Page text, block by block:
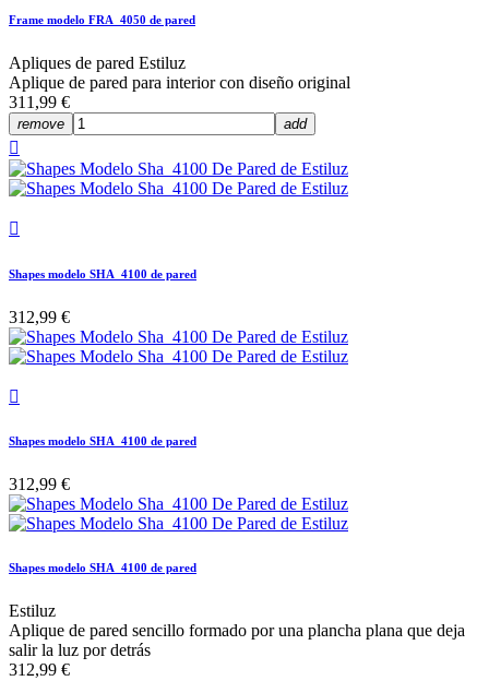
Frame modelo FRA_4050 de pared
Apliques de pared Estiluz
Aplique de pared para interior con diseño original
311,99 €
remove add


Shapes modelo SHA_4100 de pared
312,99 €

Shapes modelo SHA_4100 de pared
312,99 €
Shapes modelo SHA_4100 de pared
Estiluz
Aplique de pared sencillo formado por una plancha plana que deja
salir la luz por detrás
312,99 €